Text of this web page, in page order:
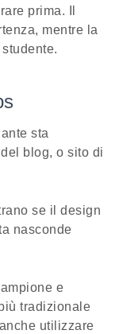
prima. Il
mentre la
sta
blog, o sito di
se il design
nasconde
e
tradizionale
utilizzare